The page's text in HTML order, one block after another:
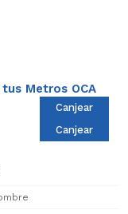
Metros OCA
Canjear
Canjear